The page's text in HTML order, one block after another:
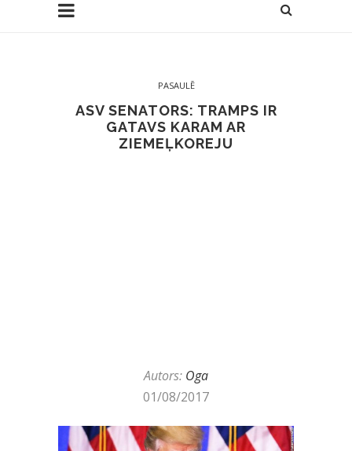
PASAULĒ
ASV SENATORS: TRAMPS IR
GATAVS KARAM AR
ZIEMEĻKOREJU
Autors: Oga
01/08/2017